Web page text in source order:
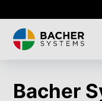
to
main
content
Bacher